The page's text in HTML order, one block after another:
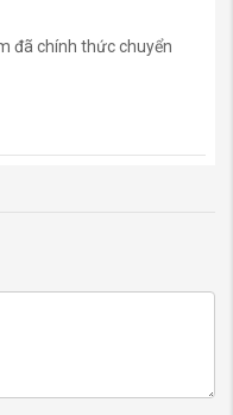
đã chính thức chuyển